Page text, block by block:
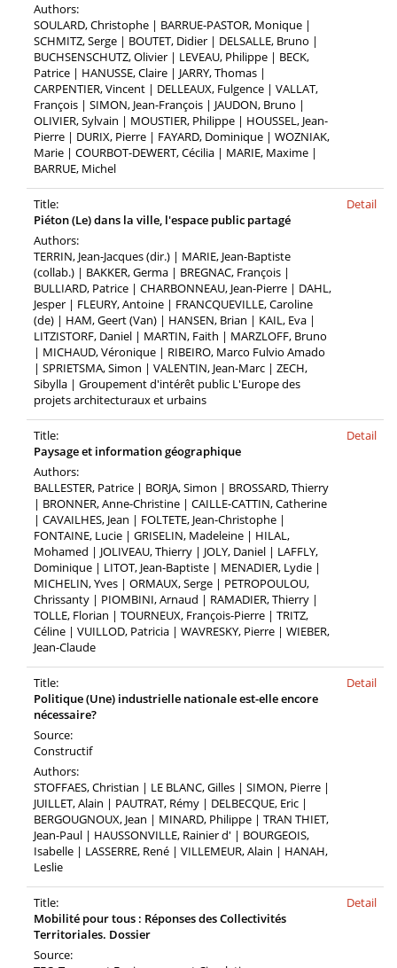
Authors:
SOULARD, Christophe | BARRUE-PASTOR, Monique |
SCHMITZ, Serge | BOUTET, Didier | DELSALLE, Bruno |
BUCHSENSCHUTZ, Olivier | LEVEAU, Philippe | BECK,
Patrice | HANUSSE, Claire | JARRY, Thomas |
CARPENTIER, Vincent | DELLEAUX, Fulgence | VALLAT,
François | SIMON, Jean-François | JAUDON, Bruno |
OLIVIER, Sylvain | MOUSTIER, Philippe | HOUSSEL, Jean-
Pierre | DURIX, Pierre | FAYARD, Dominique | WOZNIAK,
Marie | COURBOT-DEWERT, Cécilia | MARIE, Maxime |
BARRUE, Michel
Title:
Piéton (Le) dans la ville, l'espace public partagé
Authors:
TERRIN, Jean-Jacques (dir.) | MARIE, Jean-Baptiste
(collab.) | BAKKER, Germa | BREGNAC, François |
BULLIARD, Patrice | CHARBONNEAU, Jean-Pierre | DAHL,
Jesper | FLEURY, Antoine | FRANCQUEVILLE, Caroline
(de) | HAM, Geert (Van) | HANSEN, Brian | KAIL, Eva |
LITZISTORF, Daniel | MARTIN, Faith | MARZLOFF, Bruno
| MICHAUD, Véronique | RIBEIRO, Marco Fulvio Amado
| SPRIETSMA, Simon | VALENTIN, Jean-Marc | ZECH,
Sibylla | Groupement d'intérêt public L'Europe des
projets architecturaux et urbains
Detail
Title:
Paysage et information géographique
Authors:
BALLESTER, Patrice | BORJA, Simon | BROSSARD, Thierry
| BRONNER, Anne-Christine | CAILLE-CATTIN, Catherine
| CAVAILHES, Jean | FOLTETE, Jean-Christophe |
FONTAINE, Lucie | GRISELIN, Madeleine | HILAL,
Mohamed | JOLIVEAU, Thierry | JOLY, Daniel | LAFFLY,
Dominique | LITOT, Jean-Baptiste | MENADIER, Lydie |
MICHELIN, Yves | ORMAUX, Serge | PETROPOULOU,
Chrissanty | PIOMBINI, Arnaud | RAMADIER, Thierry |
TOLLE, Florian | TOURNEUX, François-Pierre | TRITZ,
Céline | VUILLOD, Patricia | WAVRESKY, Pierre | WIEBER,
Jean-Claude
Detail
Title:
Politique (Une) industrielle nationale est-elle encore
nécessaire?
Source:
Constructif
Authors:
STOFFAES, Christian | LE BLANC, Gilles | SIMON, Pierre |
JUILLET, Alain | PAUTRAT, Rémy | DELBECQUE, Eric |
BERGOUGNOUX, Jean | MINARD, Philippe | TRAN THIET,
Jean-Paul | HAUSSONVILLE, Rainier d' | BOURGEOIS,
Isabelle | LASSERRE, René | VILLEMEUR, Alain | HANAH,
Leslie
Detail
Title:
Mobilité pour tous : Réponses des Collectivités
Territoriales. Dossier
Source:
Detail